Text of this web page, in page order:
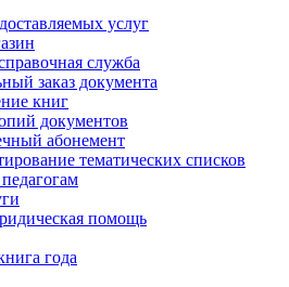
услуг
служба
заказ документа
книг
документов
абонемент
тематических списков
помощь
года